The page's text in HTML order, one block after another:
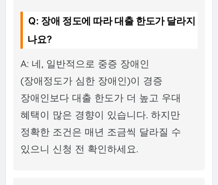
Q: 장애 정도에 따라 대출 한도가 달라지
나요?
A: 네, 일반적으로 중증 장애인
(장애정도가 심한 장애인)이 경증
장애인보다 대출 한도가 더 높고 우대
혜택이 많은 경향이 있습니다. 하지만
정확한 조건은 매년 조금씩 달라질 수
있으니 신청 전 확인하세요.